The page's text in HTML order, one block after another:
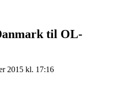
til OL-
2015 kl. 17:16